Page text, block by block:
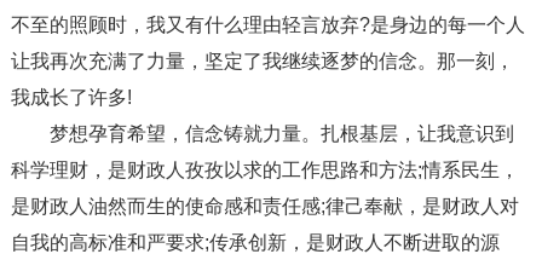
不至的照顾时，我又有什么理由轻言放弃?是身边的每一个人
让我再次充满了力量，坚定了我继续逐梦的信念。那一刻，
我成长了许多!
梦想孕育希望，信念铸就力量。扎根基层，让我意识到
科学理财，是财政人孜孜以求的工作思路和方法;情系民生，
是财政人油然而生的使命感和责任感;律己奉献，是财政人对
自我的高标准和严要求;传承创新，是财政人不断进取的源